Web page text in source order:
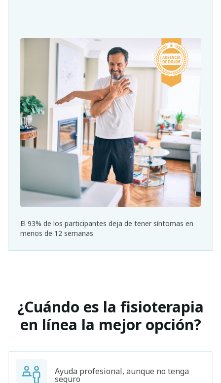
El 93% de los participantes deja de tener síntomas en
menos de 12 semanas
¿Cuándo es la fisioterapia
en línea la mejor opción?
Ayuda profesional, aunque no tenga
seguro